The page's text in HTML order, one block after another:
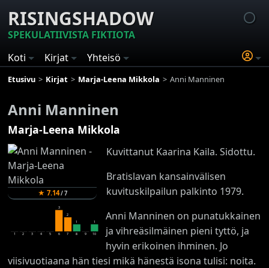
RISINGSHADOW
SPEKULATIIVISTA FIKTIOTA
Koti
Kirjat Yhteisö
Etusivu Kirjat Marja-Leena Mikkola Anni Manninen
Anni Manninen
Marja-Leena Mikkola
★ 7.14/7
1 2 3 4 5
3
6
2
7
1
8 9
1
10
Kuvittanut Kaarina Kaila. Sidottu.
Bratislavan kansainvälisen
kuvituskilpailun palkinto 1979.
Anni Manninen on punatukkainen
ja vihreäsilmäinen pieni tyttö, ja
hyvin erikoinen ihminen. Jo
viisivuotiaana hän tiesi mikä hänestä isona tulisi: noita.